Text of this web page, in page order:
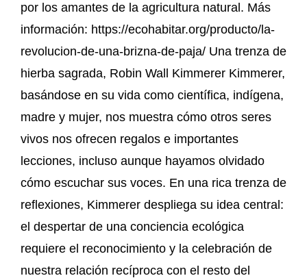
por los amantes de la agricultura natural. Más
información: https://ecohabitar.org/producto/la-
revolucion-de-una-brizna-de-paja/ Una trenza de
hierba sagrada, Robin Wall Kimmerer Kimmerer,
basándose en su vida como científica, indígena,
madre y mujer, nos muestra cómo otros seres
vivos nos ofrecen regalos e importantes
lecciones, incluso aunque hayamos olvidado
cómo escuchar sus voces. En una rica trenza de
reflexiones, Kimmerer despliega su idea central:
el despertar de una conciencia ecológica
requiere el reconocimiento y la celebración de
nuestra relación recíproca con el resto del